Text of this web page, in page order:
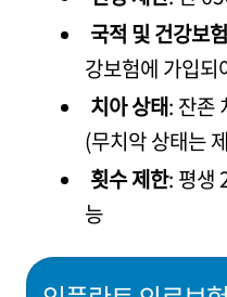
국적 및 건강보
강보험에 가입되
치아 상태: 잔존
(무치악 상태는
횟수 제한: 평생
능